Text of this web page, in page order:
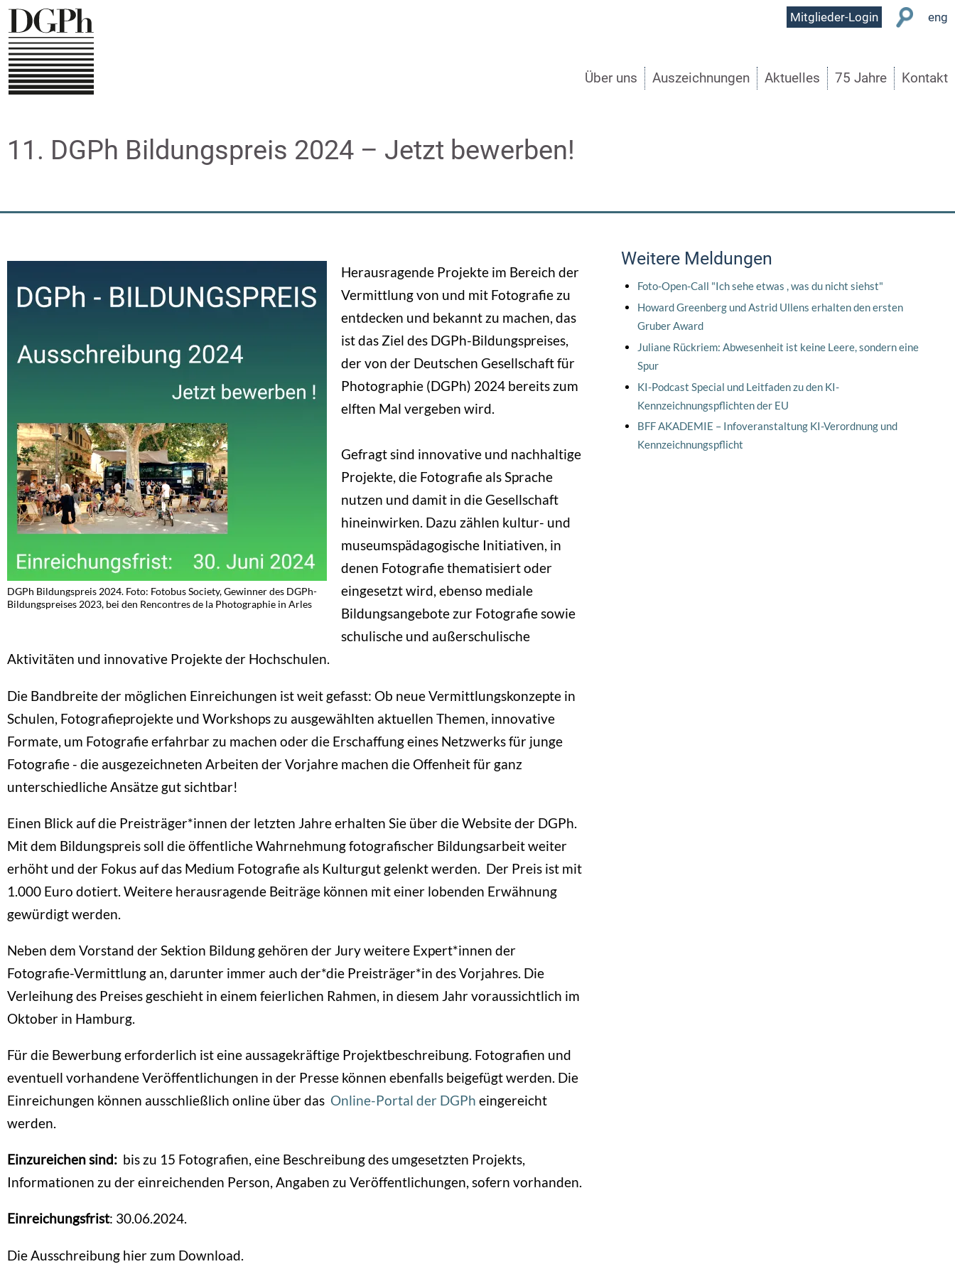
Direkt
zum
Inhalt
User
Mitglieder-Login eng
Über uns Auszeichnungen Aktuelles 75 Jahre Kontakt
11. DGPh Bildungspreis 2024 – Jetzt bewerben!
DGPh Bildungspreis 2024. Foto: Fotobus Society, Gewinner des DGPh-
Bildungspreises 2023, bei den Rencontres de la Photographie in Arles
Herausragende Projekte im Bereich der
Vermittlung von und mit Fotografie zu
entdecken und bekannt zu machen, das
ist das Ziel des DGPh-Bildungspreises,
der von der Deutschen Gesellschaft für
Photographie (DGPh) 2024 bereits zum
elften Mal vergeben wird.
Gefragt sind innovative und nachhaltige
Projekte, die Fotografie als Sprache
nutzen und damit in die Gesellschaft
hineinwirken. Dazu zählen kultur- und
museumspädagogische Initiativen, in
denen Fotografie thematisiert oder
eingesetzt wird, ebenso mediale
Bildungsangebote zur Fotografie sowie
schulische und außerschulische
Aktivitäten und innovative Projekte der Hochschulen.
Die Bandbreite der möglichen Einreichungen ist weit gefasst: Ob neue Vermittlungskonzepte in
Schulen, Fotografieprojekte und Workshops zu ausgewählten aktuellen Themen, innovative
Formate, um Fotografie erfahrbar zu machen oder die Erschaffung eines Netzwerks für junge
Fotografie - die ausgezeichneten Arbeiten der Vorjahre machen die Offenheit für ganz
unterschiedliche Ansätze gut sichtbar!
Einen Blick auf die Preisträger*innen der letzten Jahre erhalten Sie über die Website der DGPh.
Mit dem Bildungspreis soll die öffentliche Wahrnehmung fotografischer Bildungsarbeit weiter
erhöht und der Fokus auf das Medium Fotografie als Kulturgut gelenkt werden. Der Preis ist mit
1.000 Euro dotiert. Weitere herausragende Beiträge können mit einer lobenden Erwähnung
gewürdigt werden.
Neben dem Vorstand der Sektion Bildung gehören der Jury weitere Expert*innen der
Fotografie-Vermittlung an, darunter immer auch der*die Preisträger*in des Vorjahres. Die
Verleihung des Preises geschieht in einem feierlichen Rahmen, in diesem Jahr voraussichtlich im
Oktober in Hamburg.
Für die Bewerbung erforderlich ist eine aussagekräftige Projektbeschreibung. Fotografien und
eventuell vorhandene Veröffentlichungen in der Presse können ebenfalls beigefügt werden. Die
Einreichungen können ausschließlich online über das Online-Portal der DGPh eingereicht
werden.
Einzureichen sind: bis zu 15 Fotografien, eine Beschreibung des umgesetzten Projekts,
Informationen zu der einreichenden Person, Angaben zu Veröffentlichungen, sofern vorhanden.
Einreichungsfrist: 30.06.2024.
Die Ausschreibung hier zum Download.
Weitere Meldungen
Foto-Open-Call "Ich sehe etwas , was du nicht siehst"
Howard Greenberg und Astrid Ullens erhalten den ersten
Gruber Award
Juliane Rückriem: Abwesenheit ist keine Leere, sondern eine
Spur
KI-Podcast Special und Leitfaden zu den KI-
Kennzeichnungspflichten der EU
BFF AKADEMIE – Infoveranstaltung KI-Verordnung und
Kennzeichnungspflicht